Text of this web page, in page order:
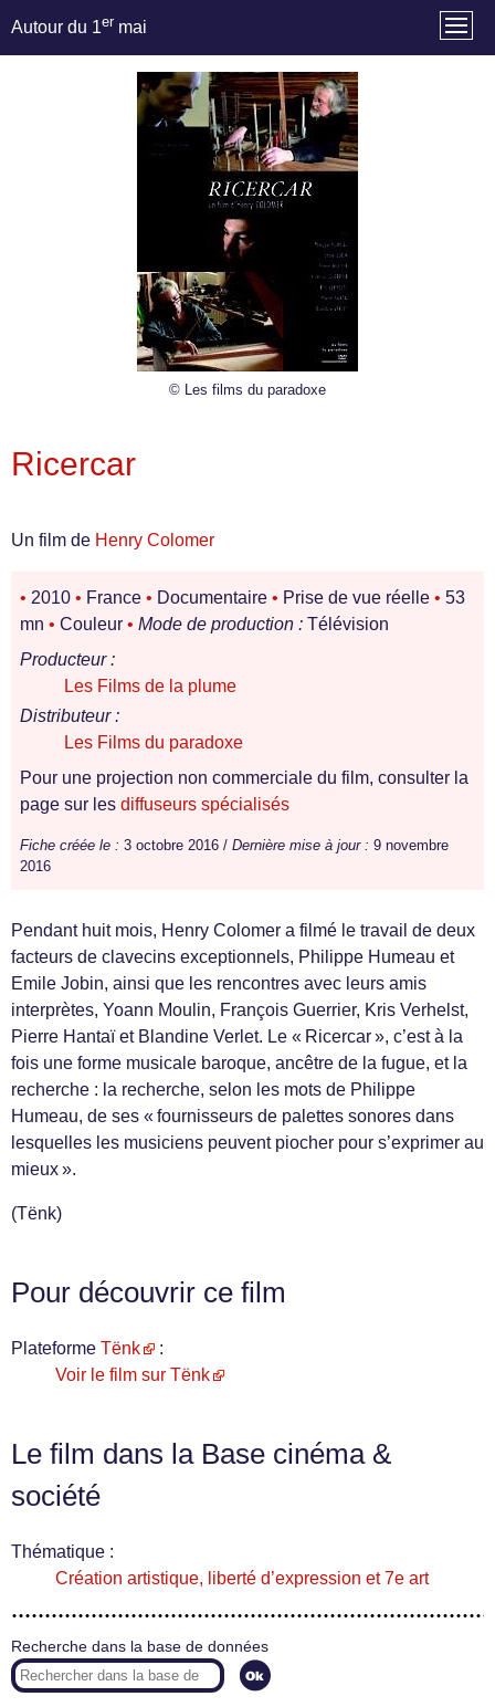
Autour du 1er mai
© Les films du paradoxe
Ricercar
Un film de Henry Colomer
• 2010 • France • Documentaire • Prise de vue réelle • 53
mn • Couleur • Mode de production : Télévision
Producteur :
Les Films de la plume
Distributeur :
Les Films du paradoxe
Pour une projection non commerciale du film, consulter la
page sur les diffuseurs spécialisés
Fiche créée le : 3 octobre 2016 / Dernière mise à jour : 9 novembre
2016
Pendant huit mois, Henry Colomer a filmé le travail de deux
facteurs de clavecins exceptionnels, Philippe Humeau et
Emile Jobin, ainsi que les rencontres avec leurs amis
interprètes, Yoann Moulin, François Guerrier, Kris Verhelst,
Pierre Hantaï et Blandine Verlet. Le « Ricercar », c’est à la
fois une forme musicale baroque, ancêtre de la fugue, et la
recherche : la recherche, selon les mots de Philippe
Humeau, de ses « fournisseurs de palettes sonores dans
lesquelles les musiciens peuvent piocher pour s’exprimer au
mieux ».
(Tënk)
Pour découvrir ce film
Plateforme Tënk
:
Voir le film sur Tënk
Le film dans la Base cinéma &
société
Thématique :
Création artistique, liberté d’expression et 7e art
Recherche dans la base de données